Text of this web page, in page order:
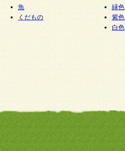
魚
くだもの
緑色
紫色
白色